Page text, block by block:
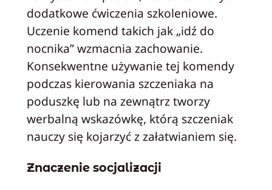
dodatkowe ćwiczenia szkoleniowe.
Uczenie komend takich jak „idź do
nocnika” wzmacnia zachowanie.
Konsekwentne używanie tej komendy
podczas kierowania szczeniaka na
poduszkę lub na zewnątrz tworzy
werbalną wskazówkę, którą szczeniak
nauczy się kojarzyć z załatwianiem się.
Znaczenie socjalizacji